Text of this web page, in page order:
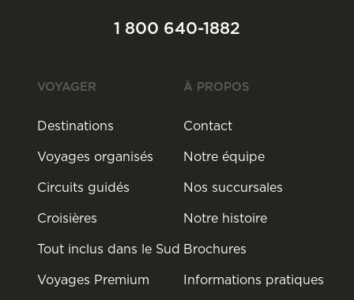
1 800 640-1882
VOYAGER
Destinations
Voyages organisés
Circuits guidés
Croisières
Tout inclus dans le Sud
Voyages Premium
À PROPOS
Contact
Notre équipe
Nos succursales
Notre histoire
Brochures
Informations pratiques